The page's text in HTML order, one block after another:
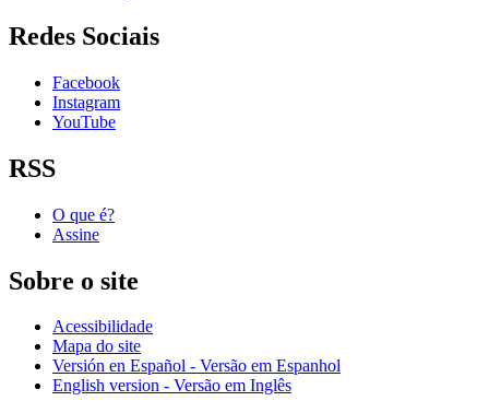
Redes Sociais
Facebook
Instagram
YouTube
RSS
O que é?
Assine
Sobre o site
Acessibilidade
Mapa do site
Versión en Español - Versão em Espanhol
English version - Versão em Inglês